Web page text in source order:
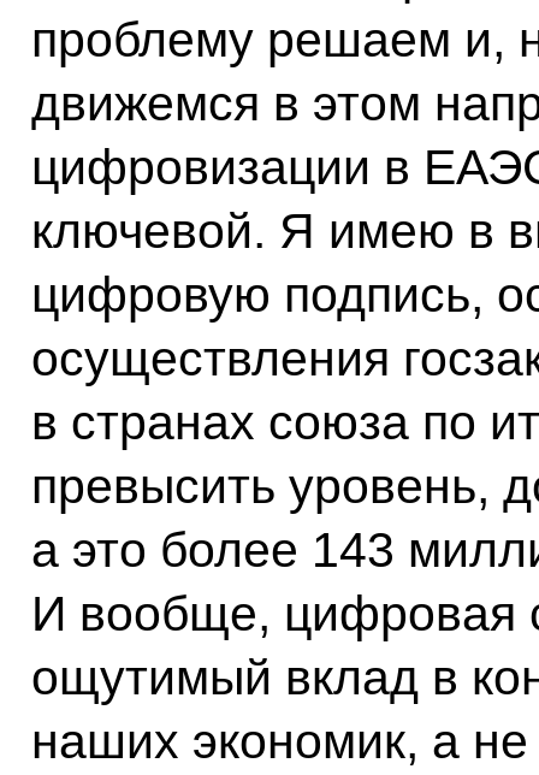
проблему решаем и,
движемся в этом
цифровизации в
ключевой. Я имею в
цифровую подпись,
осуществления
в странах союза по
превысить уровень,
а это более 143
И вообще, цифровая
ощутимый вклад в
наших экономик, а не